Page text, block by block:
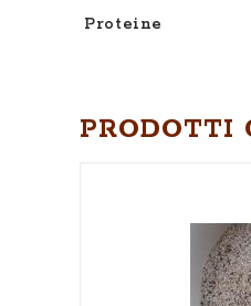
Proteine
PRODOTTI